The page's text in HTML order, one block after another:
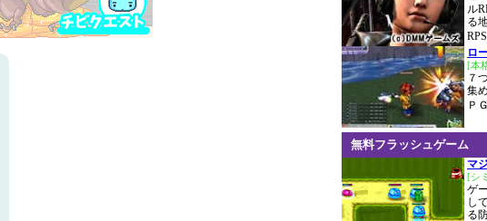
ル
る
ロ
[本
７
集
Ｐ
無料フラッシュゲーム
マ
[シ
ゲ
し
る